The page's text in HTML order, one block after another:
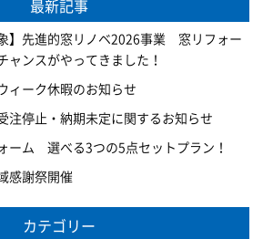
最新記事
象】先進的窓リノベ2026事業 窓リフォー
ャンスがやってきました！
ィーク休暇のお知らせ
注停止・納期未定に関するお知らせ
ーム 選べる3つの5点セットプラン！
感謝祭開催
カテゴリー